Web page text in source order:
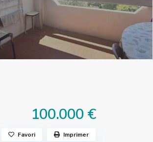
100.000 €
Favori Imprimer